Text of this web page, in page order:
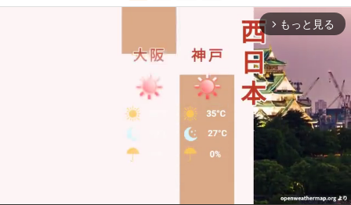
arrow_forward_ios もっと見る